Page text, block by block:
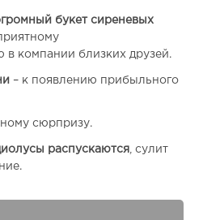
букет сиреневых
компании близких друзей.
– к появлению прибыльного
сюрпризу.
распускаются, сулит